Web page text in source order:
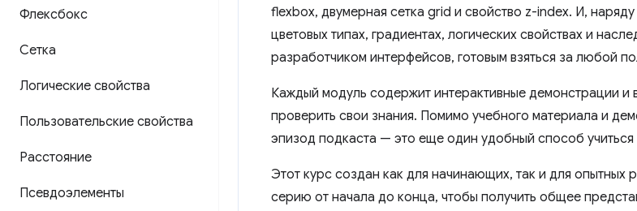
Флексбокс
Сетка
Логические свойства
Пользовательские свойства
Расстояние
Псевдоэлементы
flexbox, двумерная сетка grid и свойство z-index. И,
цветовых типах, градиентах, логических свойствах и
разработчиком интерфейсов, готовым взяться за любой
Каждый модуль содержит интерактивные демонстрации и
проверить свои знания. Помимо учебного материала и
эпизод подкаста — это еще один удобный способ
Этот курс создан как для начинающих, так и для опытных
серию от начала до конца, чтобы получить общее